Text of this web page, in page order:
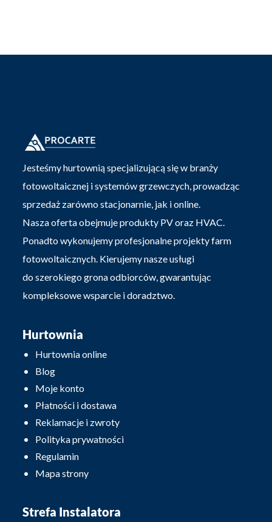
Jesteśmy hurtownią specjalizującą się w branży
fotowoltaicznej i systemów grzewczych, prowadząc
sprzedaż zarówno stacjonarnie, jak i online.
Nasza oferta obejmuje produkty PV oraz HVAC.
Ponadto wykonujemy profesjonalne projekty farm
fotowoltaicznych. Kierujemy nasze usługi
do szerokiego grona odbiorców, gwarantując
kompleksowe wsparcie i doradztwo.
Hurtownia
Hurtownia online
Blog
Moje konto
Płatności i dostawa
Reklamacje i zwroty
Polityka prywatności
Regulamin
Mapa strony
Strefa Instalatora